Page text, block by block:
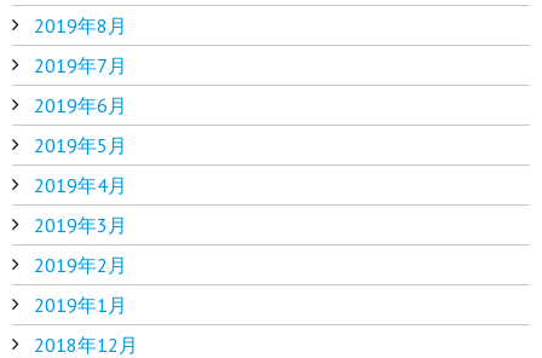
2019年8月
2019年7月
2019年6月
2019年5月
2019年4月
2019年3月
2019年2月
2019年1月
2018年12月